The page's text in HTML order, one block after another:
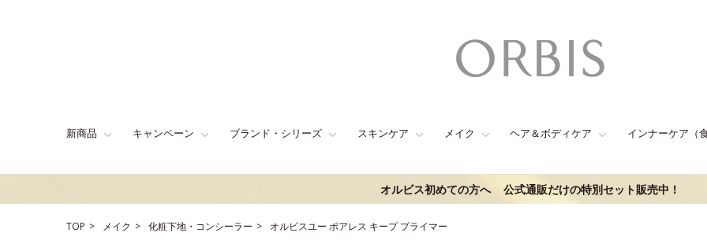
新商品 キャンペーン ブランド・シリーズ スキンケア メイク ヘア＆ボディケア インナーケア（
オルビス初めての方へ 公式通販だけの特別セット販売中！
TOP メイク 化粧下地・コンシーラー オルビスユー ポアレス キープ プライマー